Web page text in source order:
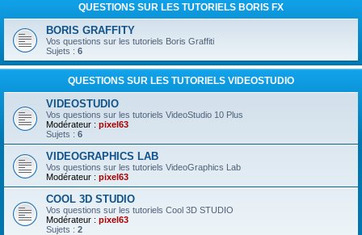
QUESTIONS SUR LES TUTORIELS BORIS FX
BORIS GRAFFITY
Vos questions sur les tutoriels Boris Graffiti
Sujets : 6
QUESTIONS SUR LES TUTORIELS VIDEOSTUDIO
VIDEOSTUDIO
Vos questions sur les tutoriels VideoStudio 10 Plus
Modérateur : pixel63
Sujets : 6
VIDEOGRAPHICS LAB
Vos questions sur les tutoriels VideoGraphics Lab
Modérateur : pixel63
COOL 3D STUDIO
Vos questions sur les tutoriels Cool 3D STUDIO
Modérateur : pixel63
Sujets : 2